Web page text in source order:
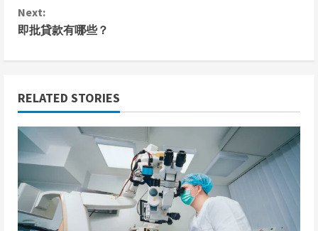
n
t
i
n
u
e
R
Next:
即批貸款有哪些？
RELATED STORIES